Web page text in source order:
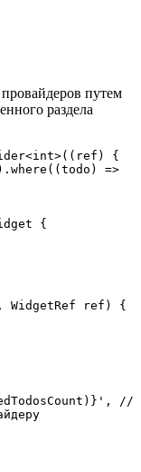
провайдеров путем
раздела
{
{